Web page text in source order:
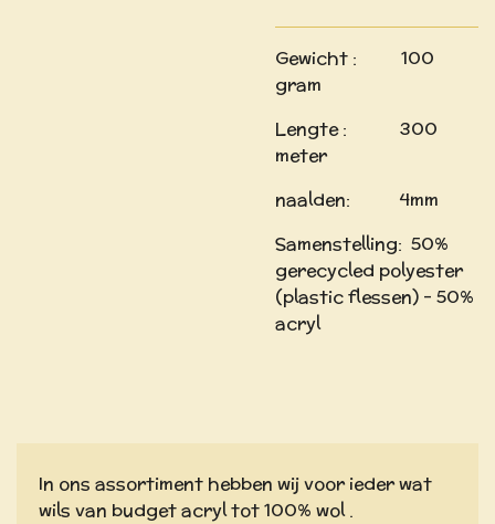
Gewicht : 100
gram
Lengte : 300
meter
naalden: 4mm
Samenstelling: 50%
gerecycled polyester
(plastic flessen) - 50%
acryl
In ons assortiment hebben wij voor ieder wat
wils van budget acryl tot 100% wol .